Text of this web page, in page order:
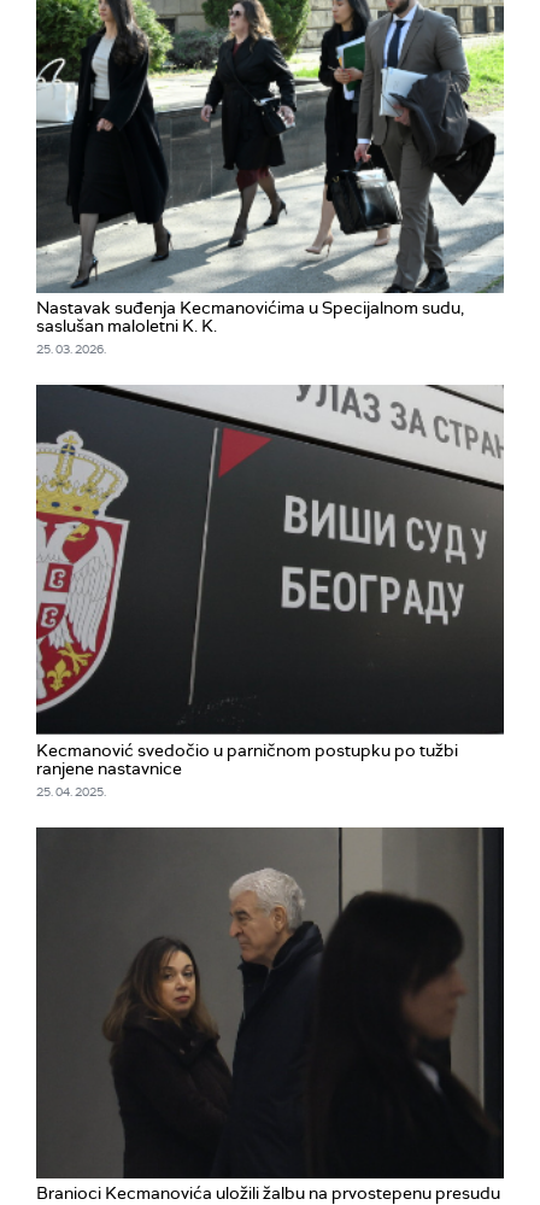
Nastavak suđenja Kecmanovićima u Specijalnom sudu,
saslušan maloletni K. K.
25. 03. 2026.
Kecmanović svedočio u parničnom postupku po tužbi
ranjene nastavnice
25. 04. 2025.
Branioci Kecmanovića uložili žalbu na prvostepenu presudu